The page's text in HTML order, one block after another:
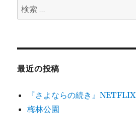
検
索:
最近の投稿
『さよならの続き』NETFLIX
梅林公園